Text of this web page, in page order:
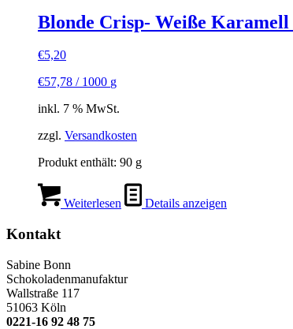
Blonde Crisp- Weiße
€5,20
€57,78 / 1000 g
inkl. 7 % MwSt.
zzgl. Versandkosten
Produkt enthält: 90 g
Weiterlesen Details anzeigen
Kontakt
Sabine Bonn
Schokoladenmanufaktur
Wallstraße 117
51063 Köln
0221-16 92 48 75